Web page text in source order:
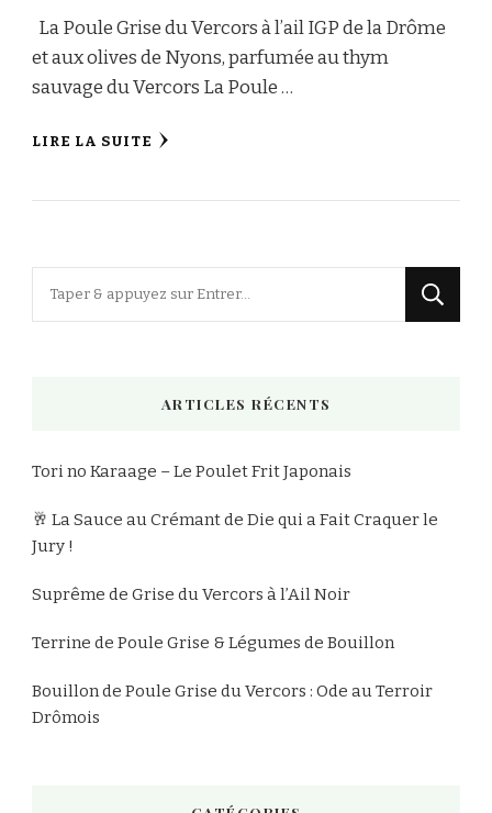
La Poule Grise du Vercors à l’ail IGP de la Drôme
et aux olives de Nyons, parfumée au thym
sauvage du Vercors La Poule …
LIRE LA SUITE
ARTICLES RÉCENTS
Tori no Karaage – Le Poulet Frit Japonais
🥂 La Sauce au Crémant de Die qui a Fait Craquer le
Jury !
Suprême de Grise du Vercors à l’Ail Noir
Terrine de Poule Grise & Légumes de Bouillon
Bouillon de Poule Grise du Vercors : Ode au Terroir
Drômois